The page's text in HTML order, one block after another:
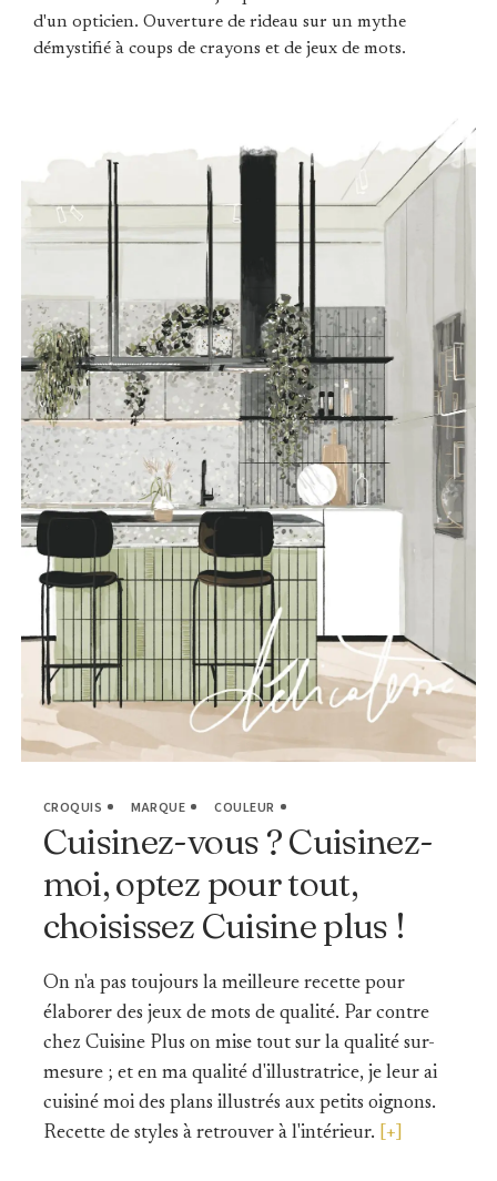
d'un opticien. Ouverture de rideau sur un mythe
démystifié à coups de crayons et de jeux de mots.
CROQUIS MARQUE COULEUR
Cuisinez-vous ? Cuisinez-
moi, optez pour tout,
choisissez Cuisine plus !
On n'a pas toujours la meilleure recette pour
élaborer des jeux de mots de qualité. Par contre
chez Cuisine Plus on mise tout sur la qualité sur-
mesure ; et en ma qualité d'illustratrice, je leur ai
cuisiné moi des plans illustrés aux petits oignons.
Recette de styles à retrouver à l'intérieur. [+]